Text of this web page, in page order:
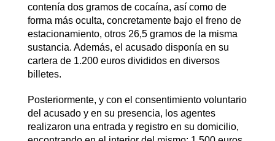
contenía dos gramos de cocaína, así como de
forma más oculta, concretamente bajo el freno de
estacionamiento, otros 26,5 gramos de la misma
sustancia. Además, el acusado disponía en su
cartera de 1.200 euros divididos en diversos
billetes.
Posteriormente, y con el consentimiento voluntario
del acusado y en su presencia, los agentes
realizaron una entrada y registro en su domicilio,